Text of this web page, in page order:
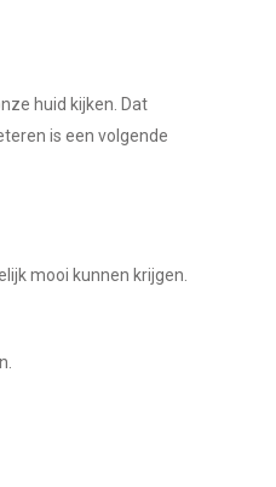
huid kijken. Dat
is een volgende
mooi kunnen krijgen.